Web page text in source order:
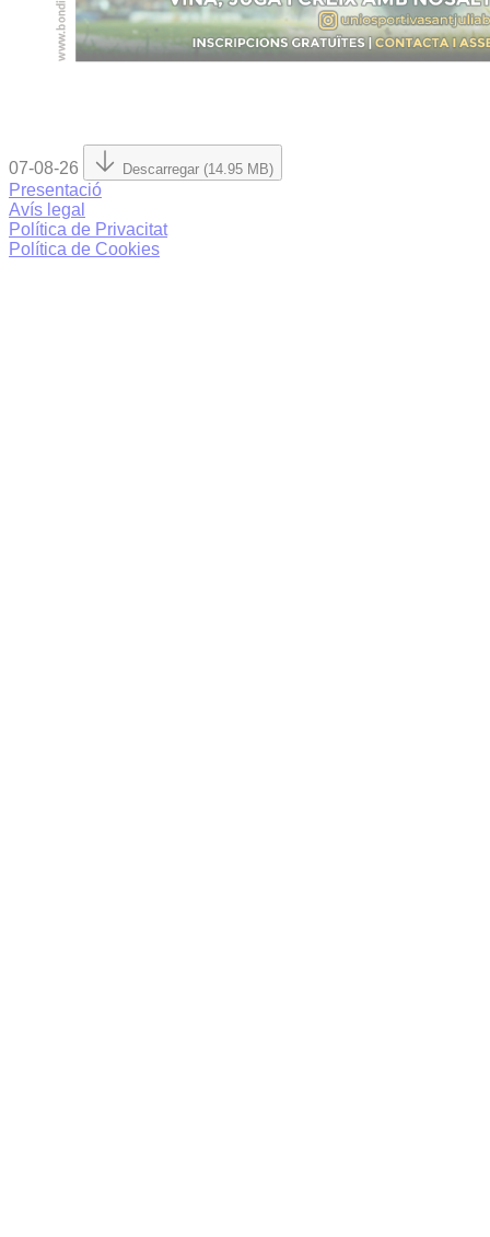
07-08-26 Descarregar (14.95 MB)
Presentació
Avís legal
Política de Privacitat
Política de Cookies